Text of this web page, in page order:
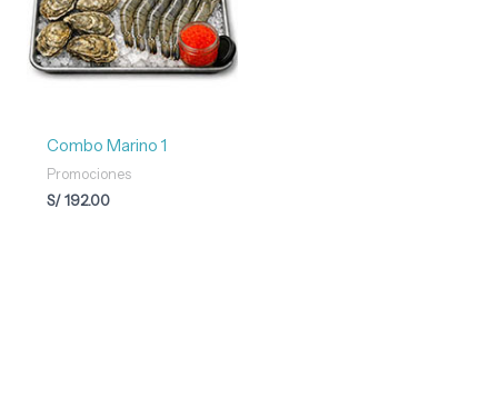
Combo Marino 1
Promociones
S/192.00